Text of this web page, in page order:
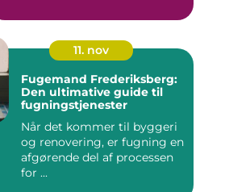
11. nov
Fugemand Frederiksberg:
Den ultimative guide til
fugningstjenester
Når det kommer til byggeri
og renovering, er fugning en
afgørende del af processen
for ...